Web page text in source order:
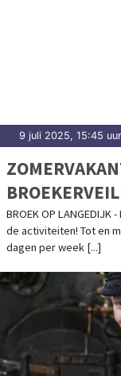
9 juli 2025, 15:45 uur
BELEVEN!
BROEK OP
de activiteiten! Tot en
dagen per week [...]